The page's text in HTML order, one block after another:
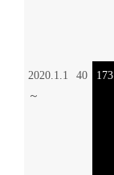
2020.1.1
～
40 173